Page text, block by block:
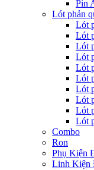
Pin
Lót phản
Lót
Lót
Lót
Lót
Lót
Lót
Lót
Lót
Lót
Lót
Combo
Ron
Phụ Kiện
Linh Kiện